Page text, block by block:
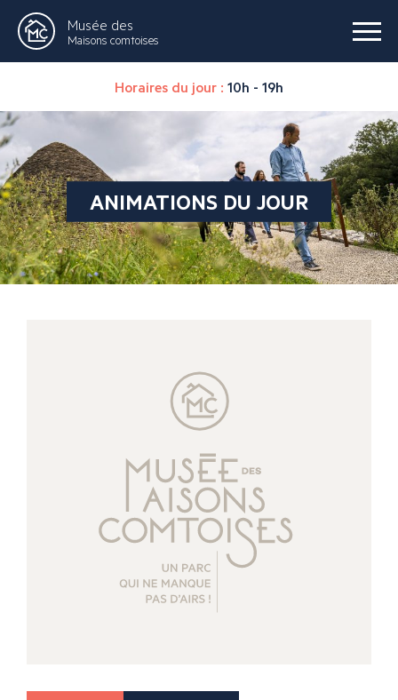
Musée des
Maisons comtoises
Horaires du jour : 10h - 19h
ANIMATIONS DU JOUR